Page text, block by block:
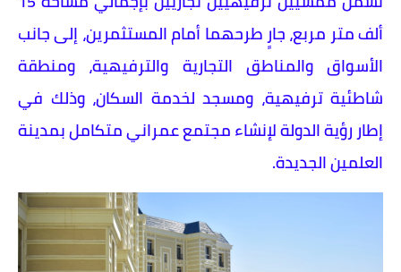
ألف متر مربع، جارٍ طرحهما أمام المستثمرين، إلى جانب
الأسواق والمناطق التجارية والترفيهية، ومنطقة
شاطئية ترفيهية، ومسجد لخدمة السكان، وذلك في
إطار رؤية الدولة لإنشاء مجتمع عمراني متكامل بمدينة
العلمين الجديدة.